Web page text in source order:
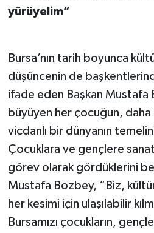
yürüyelim”
Bursa’nın tarih boyunca
düşüncenin de
ifade eden Başkan
büyüyen her çocuğun,
vicdanlı bir dünyanın
Çocuklara ve gençlere
görev olarak gördüklerini
Mustafa Bozbey, “Biz,
her kesimi için ulaşılabilir
Bursamızı çocukların,